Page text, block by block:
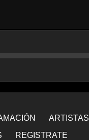
ARTISTAS
REGISTRATE